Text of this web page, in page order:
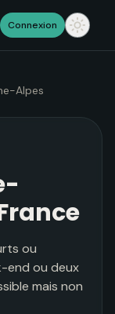
Connexion
Alpes
ou
end ou deux
mais non